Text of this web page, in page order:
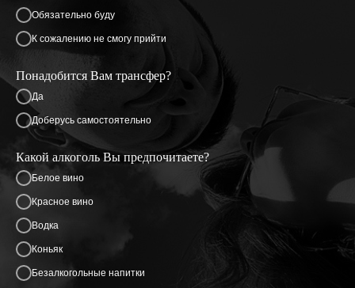
Обязательно буду
К сожалению не смогу прийти
Понадобится Вам трансфер?
Да
Доберусь самостоятельно
Какой алкоголь Вы предпочитаете?
Белое вино
Красное вино
Водка
Коньяк
Безалкогольные напитки